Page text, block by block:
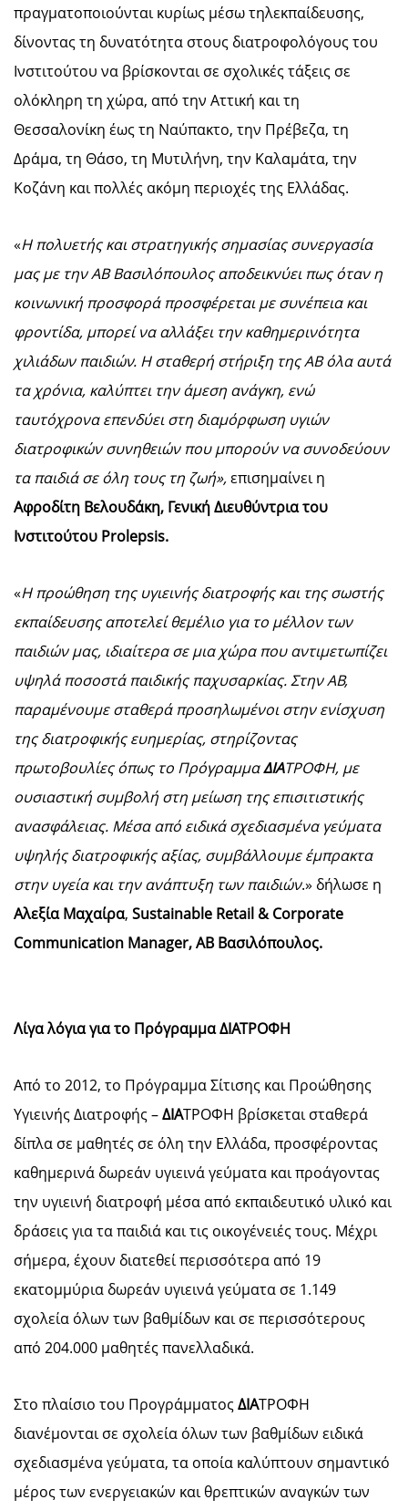
πραγματοποιούνται κυρίως μέσω τηλεκπαίδευσης,
δίνοντας τη δυνατότητα στους διατροφολόγους του
Ινστιτούτου να βρίσκονται σε σχολικές τάξεις σε
ολόκληρη τη χώρα, από την Αττική και τη
Θεσσαλονίκη έως τη Ναύπακτο, την Πρέβεζα, τη
Δράμα, τη Θάσο, τη Μυτιλήνη, την Καλαμάτα, την
Κοζάνη και πολλές ακόμη περιοχές της Ελλάδας.
«Η πολυετής και στρατηγικής σημασίας συνεργασία
μας με την ΑΒ Βασιλόπουλος αποδεικνύει πως όταν η
κοινωνική προσφορά προσφέρεται με συνέπεια και
φροντίδα, μπορεί να αλλάξει την καθημερινότητα
χιλιάδων παιδιών. Η σταθερή στήριξη της ΑΒ όλα αυτά
τα χρόνια, καλύπτει την άμεση ανάγκη, ενώ
ταυτόχρονα επενδύει στη διαμόρφωση υγιών
διατροφικών συνηθειών που μπορούν να συνοδεύουν
τα παιδιά σε όλη τους τη ζωή»,επισημαίνει η
Αφροδίτη Βελουδάκη, Γενική Διευθύντρια του
Ινστιτούτου Prolepsis.
«Η προώθηση της υγιεινής διατροφής και της σωστής
εκπαίδευσης αποτελεί θεμέλιο για το μέλλον των
παιδιών μας, ιδιαίτερα σε μια χώρα που αντιμετωπίζει
υψηλά ποσοστά παιδικής παχυσαρκίας. Στην ΑΒ,
παραμένουμε σταθερά προσηλωμένοι στην ενίσχυση
της διατροφικής ευημερίας, στηρίζοντας
πρωτοβουλίες όπως το ΠρόγραμμαΔΙΑΤΡΟΦΗ, με
ουσιαστική συμβολή στη μείωση της επισιτιστικής
ανασφάλειας. Μέσα από ειδικά σχεδιασμένα γεύματα
υψηλής διατροφικής αξίας, συμβάλλουμε έμπρακτα
στην υγεία και την ανάπτυξη των παιδιών.» δήλωσε η
Αλεξία Μαχαίρα, Sustainable Retail & Corporate
Communication Manager, ΑΒ Βασιλόπουλος.
Λίγα λόγια για το Πρόγραμμα ΔΙΑΤΡΟΦΗ
Από το 2012, το Πρόγραμμα Σίτισης και Προώθησης
Υγιεινής Διατροφής –ΔΙΑΤΡΟΦΗ βρίσκεται σταθερά
δίπλα σε μαθητές σε όλη την Ελλάδα, προσφέροντας
καθημερινά δωρεάν υγιεινά γεύματα και προάγοντας
την υγιεινή διατροφή μέσα από εκπαιδευτικό υλικό και
δράσεις για τα παιδιά και τις οικογένειές τους. Μέχρι
σήμερα, έχουν διατεθεί περισσότερα από 19
εκατομμύρια δωρεάν υγιεινά γεύματα σε 1.149
σχολεία όλων των βαθμίδων και σε περισσότερους
από 204.000 μαθητές πανελλαδικά.
Στο πλαίσιο του ΠρογράμματοςΔΙΑΤΡΟΦΗ
διανέμονται σε σχολεία όλων των βαθμίδων ειδικά
σχεδιασμένα γεύματα, τα οποία καλύπτουν σημαντικό
μέρος των ενεργειακών και θρεπτικών αναγκών των